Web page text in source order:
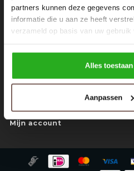
partners kunnen deze gegevens
informatie die u aan ze heeft
verzameld op basis van uw gebruik
Alles toestaan
Aanpassen
Tops
Jumpsuites
Hoodies
Body's
Tracksuits
Sweaters
Underwear
Jassen
Tracksuits
Bodywarmers
Trackpants
Overhemden
Contact
Volg ons
Mijn account